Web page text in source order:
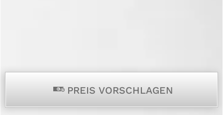
p PREIS VORSCHLAGEN